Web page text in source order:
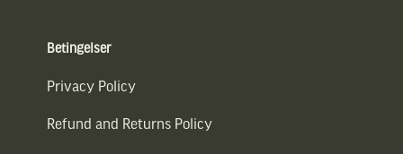
Betingelser
Privacy Policy
Refund and Returns Policy